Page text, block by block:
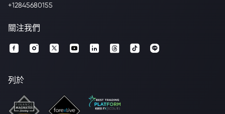
+12845680155
關注我們
列於